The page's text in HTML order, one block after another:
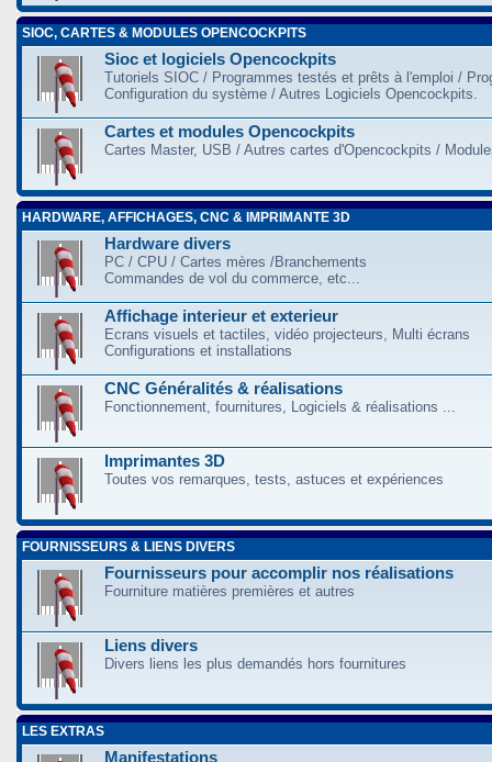
SIOC, CARTES & MODULES OPENCOCKPITS
Sioc et logiciels Opencockpits
Tutoriels SIOC / Programmes testés et prêts à l'emploi /
Configuration du système / Autres Logiciels Opencockpits.
Cartes et modules Opencockpits
Cartes Master, USB / Autres cartes d'Opencockpits /
HARDWARE, AFFICHAGES, CNC & IMPRIMANTE 3D
Hardware divers
PC / CPU / Cartes mères /Branchements
Commandes de vol du commerce, etc...
Affichage interieur et exterieur
Ecrans visuels et tactiles, vidéo projecteurs, Multi écrans
Configurations et installations
CNC Généralités & réalisations
Fonctionnement, fournitures, Logiciels & réalisations ...
Imprimantes 3D
Toutes vos remarques, tests, astuces et expériences
FOURNISSEURS & LIENS DIVERS
Fournisseurs pour accomplir nos réalisations
Fourniture matières premières et autres
Liens divers
Divers liens les plus demandés hors fournitures
LES EXTRAS
Manifestations